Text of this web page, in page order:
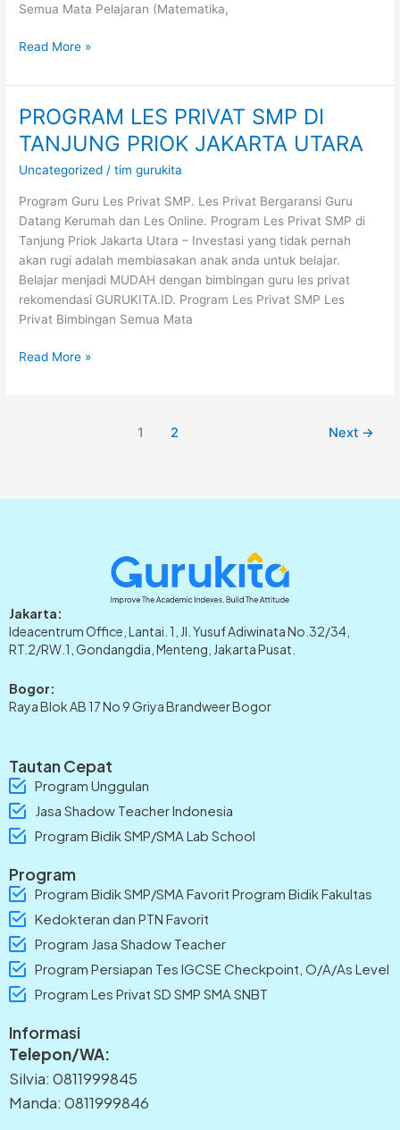
Semua Mata Pelajaran (Matematika,
Read More »
PROGRAM LES PRIVAT SMP DI
TANJUNG PRIOK JAKARTA UTARA
Uncategorized /tim gurukita
Program Guru Les Privat SMP. Les Privat Bergaransi Guru
Datang Kerumah dan Les Online. Program Les Privat SMP di
Tanjung Priok Jakarta Utara – Investasi yang tidak pernah
akan rugi adalah membiasakan anak anda untuk belajar.
Belajar menjadi MUDAH dengan bimbingan guru les privat
rekomendasi GURUKITA.ID. Program Les Privat SMP Les
Privat Bimbingan Semua Mata
PROGRAM
LES
PRIVAT
SMP
TANJUNG
PRIOK
JAKARTA
Read More »
1 2 Next →
Jakarta:
Ideacentrum Office, Lantai. 1, Jl. Yusuf Adiwinata No.32/34,
RT.2/RW.1, Gondangdia, Menteng, Jakarta Pusat.
Bogor:
Raya Blok AB 17 No 9 Griya Brandweer Bogor
Tautan Cepat
Program Unggulan
Jasa Shadow Teacher Indonesia
Program Bidik SMP/SMA Lab School
Program
Program Bidik SMP/SMA Favorit Program Bidik Fakultas
Kedokteran dan PTN Favorit
Program Jasa Shadow Teacher
Program Persiapan Tes IGCSE Checkpoint, O/A/As Level
Program Les Privat SD SMP SMA SNBT
Informasi
Telepon/WA:
Silvia: 0811999845
Manda: 0811999846